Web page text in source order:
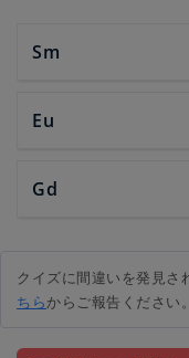
Sm
Eu
Gd
クイズに間違いを発見さ
ちらからご報告ください。